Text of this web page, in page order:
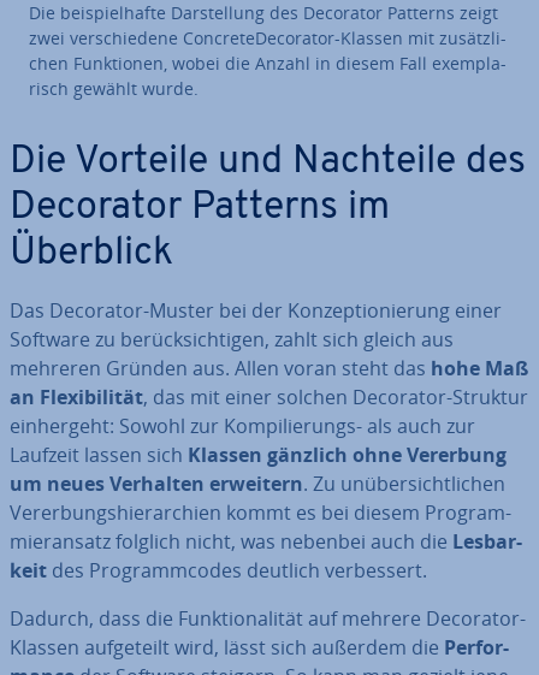
Die bei­spiel­haf­te Dar­stel­lung des Decorator Patterns zeigt
zwei ver­schie­de­ne Con­cre­te­De­co­ra­tor-Klassen mit zu­sätz­li­
chen Funk­tio­nen, wobei die Anzahl in diesem Fall ex­em­pla­
risch gewählt wurde.
Die Vorteile und Nachteile des
Decorator Patterns im
Überblick
Das Decorator-Muster bei der Kon­zep­tio­nie­rung einer
Software zu be­rück­sich­ti­gen, zahlt sich gleich aus
mehreren Gründen aus. Allen voran steht das hohe Maß
an Fle­xi­bi­li­tät, das mit einer solchen Decorator-Struktur
ein­her­geht: Sowohl zur Kom­pi­lie­rungs- als auch zur
Laufzeit lassen sich Klassen gänzlich ohne Vererbung
um neues Verhalten erweitern. Zu un­über­sicht­li­chen
Ver­er­bungs­hier­ar­chien kommt es bei diesem Pro­gram­
mier­an­satz folglich nicht, was nebenbei auch die Les­bar­
keit des Pro­gramm­codes deutlich ver­bes­sert.
Dadurch, dass die Funk­tio­na­li­tät auf mehrere Decorator-
Klassen auf­ge­teilt wird, lässt sich außerdem die Per­for­